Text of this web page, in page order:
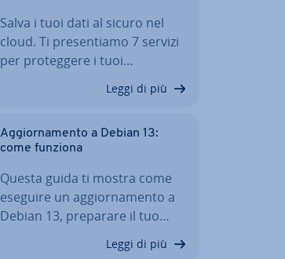
Salva i tuoi dati al sicuro nel
cloud. Ti pre­sen­tia­mo 7 servizi
per pro­teg­ge­re i tuoi…
Leggi di più
Ag­gior­na­men­to a Debian 13:
come funziona
Questa guida ti mostra come
eseguire un ag­gior­na­men­to a
Debian 13, preparare il tuo…
Leggi di più